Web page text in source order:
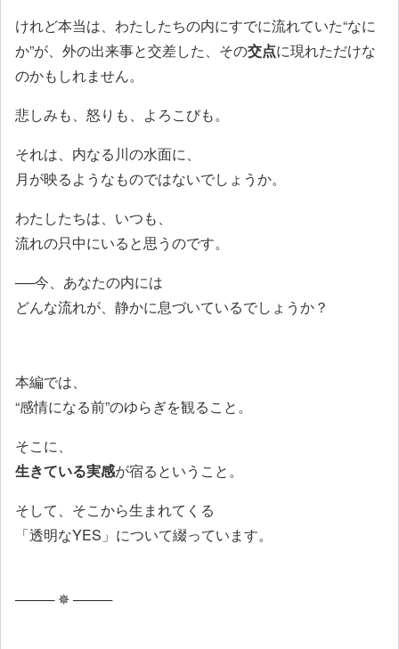
けれど本当は、わたしたちの内にすでに流れていた“なに
か”が、外の出来事と交差した、その交点に現れただけな
のかもしれません。
悲しみも、怒りも、よろこびも。
それは、内なる川の水面に、
月が映るようなものではないでしょうか。
わたしたちは、いつも、
流れの只中にいると思うのです。
──今、あなたの内には
どんな流れが、静かに息づいているでしょうか？
本編では、
“感情になる前”のゆらぎを観ること。
そこに、
生きている実感が宿るということ。
そして、そこから生まれてくる
「透明なYES」について綴っています。
──── ✵ ────